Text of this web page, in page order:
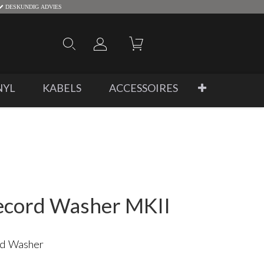
DESKUNDIG ADVIES
KABELS ACCESSOIRES
Washer MKII
Washer